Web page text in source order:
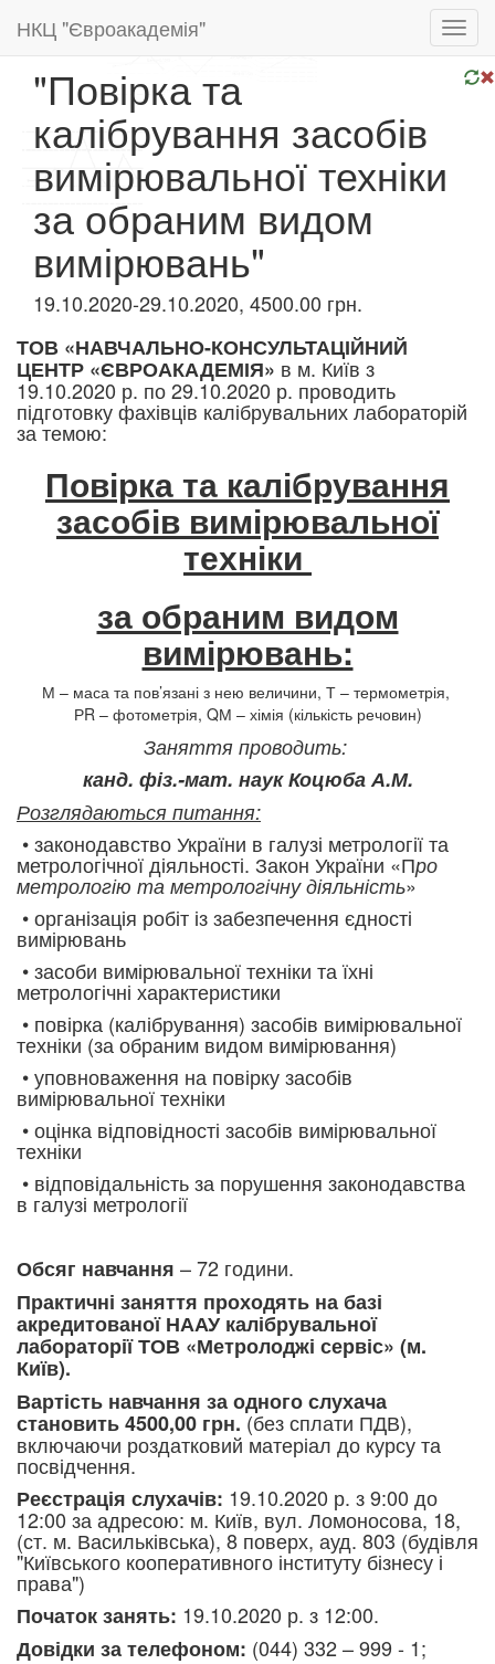
НКЦ "Євроакадемія"
"Повірка та
калібрування засобів
вимірювальної техніки
за обраним видом
вимірювань"
19.10.2020-29.10.2020, 4500.00 грн.
ТОВ «НАВЧАЛЬНО-КОНСУЛЬТАЦІЙНИЙ
ЦЕНТР «ЄВРОАКАДЕМІЯ» в м. Київ з
19.10.2020 р. по 29.10.2020 р. проводить
підготовку фахівців калібрувальних лабораторій
за темою:​​
Повірка та калібрування
засобів вимірювальної
техніки
за обраним видом
вимірювань:
М – маса та пов’язані з нею величини, Т – термометрія,
РR – фотометрія, QМ – хімія (кількість речовин)
Заняття проводить:
канд. фіз.-мат. наук Коцюба А.М.
Розглядаються питання:
• законодавство України в галузі метрології та
метрологічної діяльності. Закон України «Про
метрологію та метрологічну діяльність»
• організація робіт із забезпечення єдності
вимірювань
• засоби вимірювальної техніки та їхні
метрологічні характеристики
• повірка (калібрування) засобів вимірювальної
техніки (за обраним видом вимірювання)
• уповноваження на повірку засобів
вимірювальної техніки
• оцінка відповідності засобів вимірювальної
техніки
• відповідальність за порушення законодавства
в галузі метрології
Обсяг навчання – 72 години.
Практичні заняття проходять на базі
акредитованої НААУ калібрувальної
лабораторії ТОВ «Метролоджі сервіс» (м.
Київ).
Вартість навчання за одного слухача
становить 4500,00 грн.(без сплати ПДВ),
включаючи роздатковий матеріал до курсу та
посвідчення.
Реєстрація слухачів: 19.10.2020 р. з 9:00 до
12:00 за адресою: м. Київ, вул. Ломоносова, 18,
(ст. м. Васильківська), 8 поверх, ауд. 803 (будівля
"Київського кооперативного інституту бізнесу і
права")
Початок занять: 19.10.2020 р. з 12:00.
Довідки за телефоном: (044) 332 – 999 - 1;